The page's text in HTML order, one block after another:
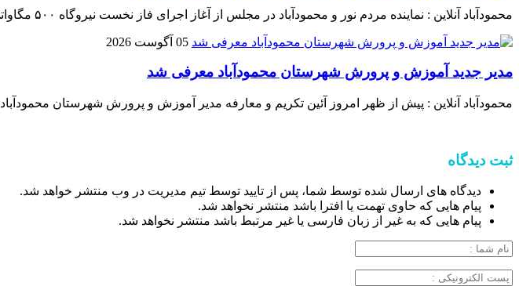
محمودآباد آنلاین : نماینده مردم نور و محمودآباد در مجلس از آغاز اجرای فاز نخست نیروگاه ۵۰۰ مگاواتی محمودآباد با ظرفیت ۱۸۰ مگاوات خبر داد و گفت: این پروژه به زودی شروع می‌شود.
05 آگوست 2026
مدیر جدید آموزش و پرورش شهرستان محمودآباد معرفی شد
محمودآباد آنلاین : پیش از ظهر امروز آئین تکریم و معارفه مدیر آموزش و پرورش شهرستان
ثبت دیدگاه
دیدگاه های ارسال شده توسط شما، پس از تایید توسط تیم مدیریت در وب منتشر خواهد شد.
پیام هایی که حاوی تهمت یا افترا باشد منتشر نخواهد شد.
پیام هایی که به غیر از زبان فارسی یا غیر مرتبط باشد منتشر نخواهد شد.